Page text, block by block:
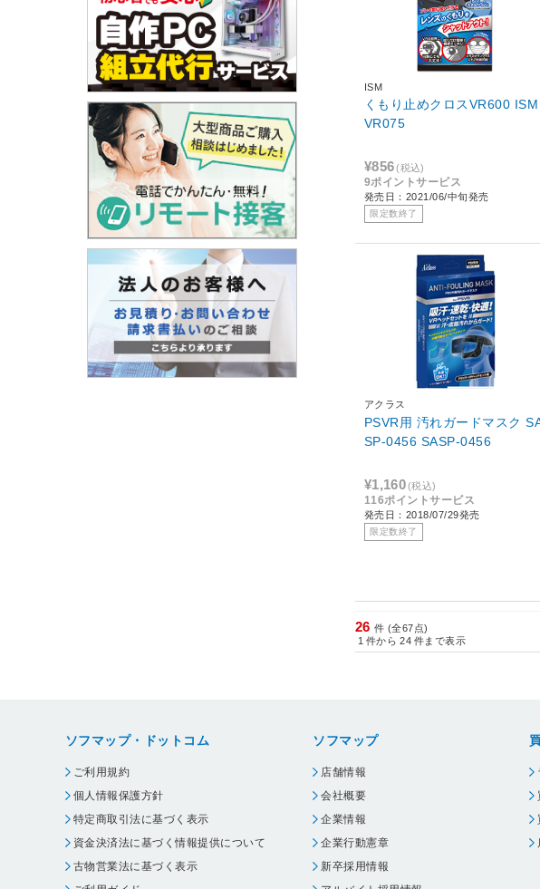
ISM
くもり止めクロスVR600 ISM
VR075
¥856 (税込)
9ポイントサービス
発売日：2021/06/中旬発売
限定数終了
アクラス
PSVR用 汚れガードマスク
SP-0456 SASP-0456
¥1,160(税込)
116ポイントサービス
発売日：2018/07/29発売
限定数終了
26 件 (全67点)
1 件から 24 件まで表示
ソフマップ・ドットコム
ご利用規約
個人情報保護方針
特定商取引法に基づく表示
資金決済法に基づく情報提供について
古物営業法に基づく表示
ソフマップ
店舗情報
会社概要
企業情報
企業行動憲章
新卒採用情報